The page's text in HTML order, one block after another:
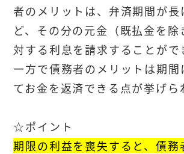
者のメリットは、弁済期間が長
ど、その分の元金（既払金を除
対する利息を請求することがで
一方で債務者のメリットは期間
てお金を返済できる点が挙げら
☆ポイント
期限の利益を喪失すると、債務